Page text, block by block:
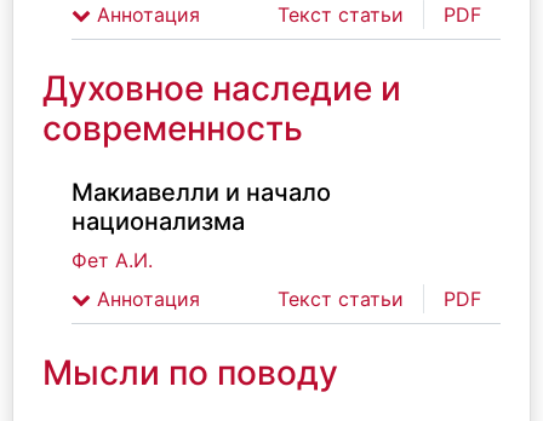
Аннотация
Текст статьи PDF
Духовное наследие и
современность
Макиавелли и начало
национализма
Фет А.И.
Аннотация
Текст статьи PDF
Мысли по поводу